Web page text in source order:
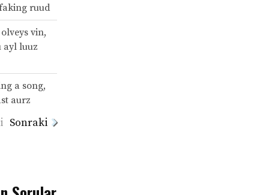
ruud
vin,
ayl luuz
a song,
aurz
Sonraki